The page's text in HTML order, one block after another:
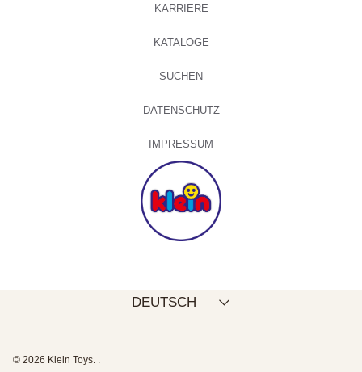
KARRIERE
KATALOGE
SUCHEN
DATENSCHUTZ
IMPRESSUM
© 2026 Klein Toys. .
DEUTSCH